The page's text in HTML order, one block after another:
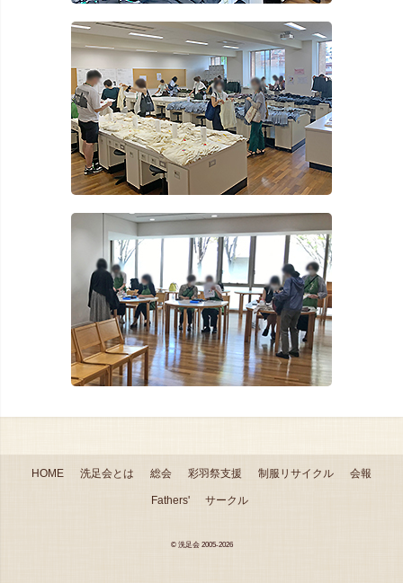
HOME 洗足会とは 総会 彩羽祭支援 制服リサイクル 会報
Fathers' サークル
© 洗足会 2005-2026